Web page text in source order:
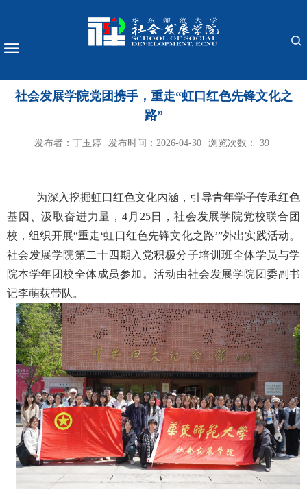
社会发展学院党团携手，重走“虹口红色先锋文化之
路”
发布者：丁玉婷 发布时间：2026-04-30 浏览次数： 39
为深入挖掘虹口红色文化内涵，引导青年学子传承红色
基因、汲取奋进力量，4月25日，社会发展学院党校联合团
校，组织开展“重走‘虹口红色先锋文化之路’”外出实践活动。
社会发展学院第二十四期入党积极分子培训班全体学员与学
院本学年团校全体成员参加。活动由社会发展学院团委副书
记李萌荻带队。